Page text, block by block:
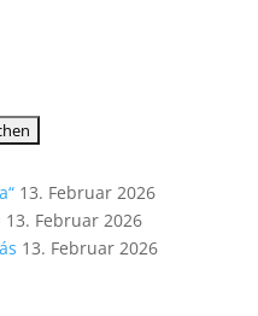
13. Februar 2026
13. Februar 2026
13. Februar 2026